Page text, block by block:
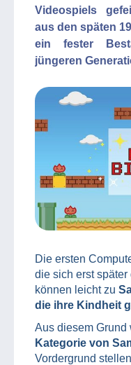
Videospiels
aus den späten
ein fester
jüngeren
Die ersten
die sich erst
können leicht zu
die ihre Kindheit
Aus diesem
Kategorie von
Vordergrund